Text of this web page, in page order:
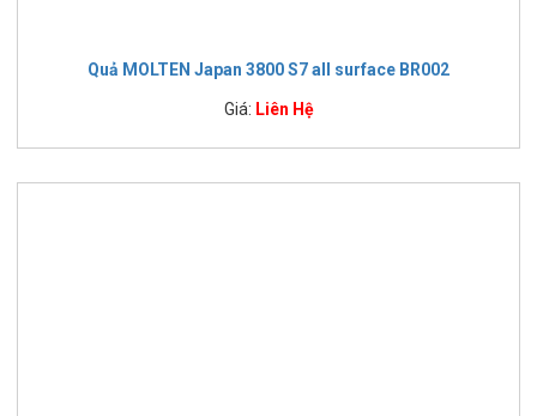
Quả MOLTEN Japan 3800 S7 all surface BR002
Giá: Liên Hệ